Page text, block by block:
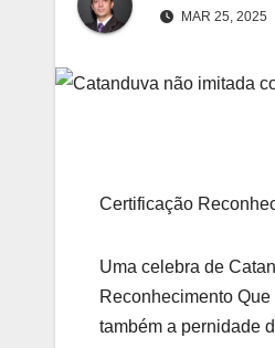
MAR 25, 2025
Certificação
Uma celebra de
Reconhecimento
também a pernidade